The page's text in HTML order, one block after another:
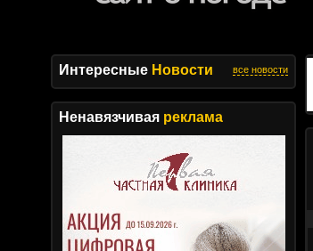
Интересные Новости все новости
Ненавязчивая реклама